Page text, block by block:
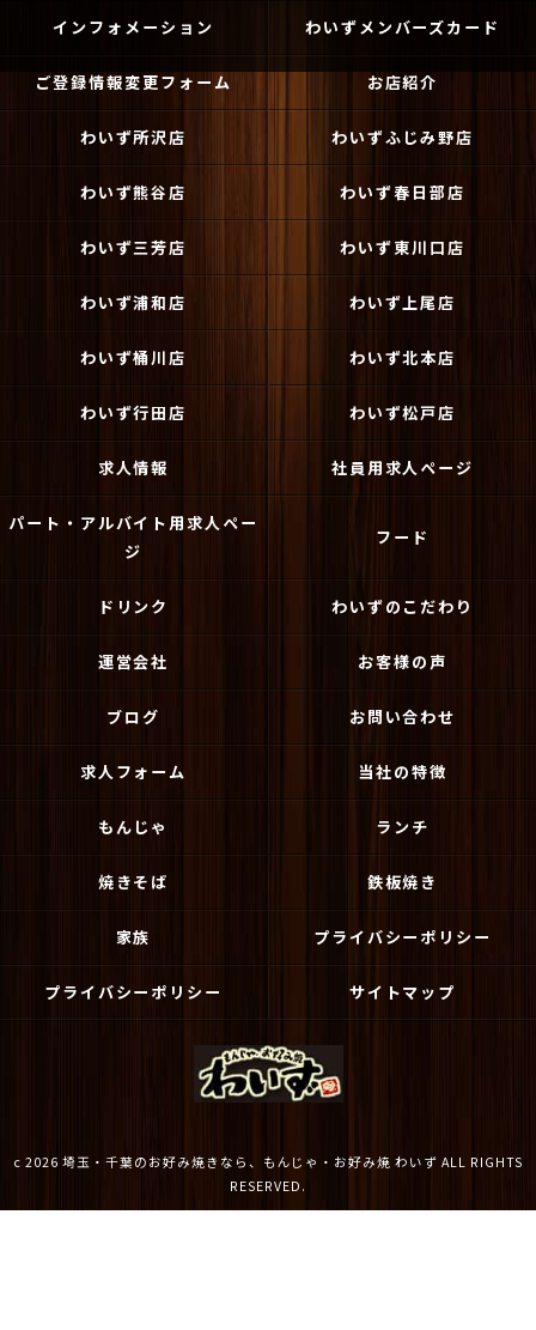
インフォメーション わいずメンバーズカード
ご登録情報変更フォーム お店紹介
わいず所沢店 わいずふじみ野店
わいず熊谷店 わいず春日部店
わいず三芳店 わいず東川口店
わいず浦和店 わいず上尾店
わいず桶川店 わいず北本店
わいず行田店 わいず松戸店
求人情報 社員用求人ページ
パート・アルバイト用求人ペー
ジ
フード
ドリンク わいずのこだわり
運営会社 お客様の声
ブログ お問い合わせ
求人フォーム 当社の特徴
もんじゃ ランチ
焼きそば 鉄板焼き
家族 プライバシーポリシー
プライバシーポリシー サイトマップ
c 2026 埼玉・千葉のお好み焼きなら、もんじゃ・お好み焼 わいず ALL RIGHTS
RESERVED.